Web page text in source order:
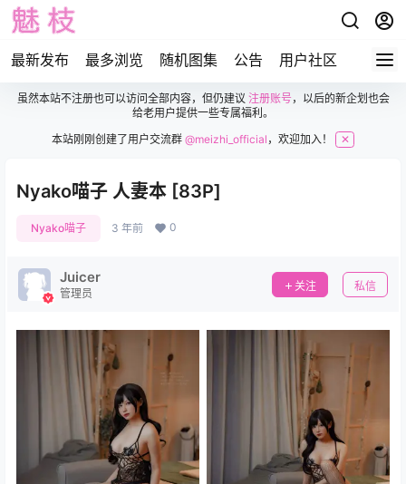
最新发布 最多浏览 随机图集 公告 用户社区
虽然本站不注册也可以访问全部内容，但仍建议 注册账号，以后的新企划也会
给老用户提供一些专属福利。
本站刚刚创建了用户交流群@meizhi_official ，欢迎加入！ ✕
Nyako喵子 人妻本 [83P]
Nyako喵子 3 年前 0
Juicer
管理员
关注 私信